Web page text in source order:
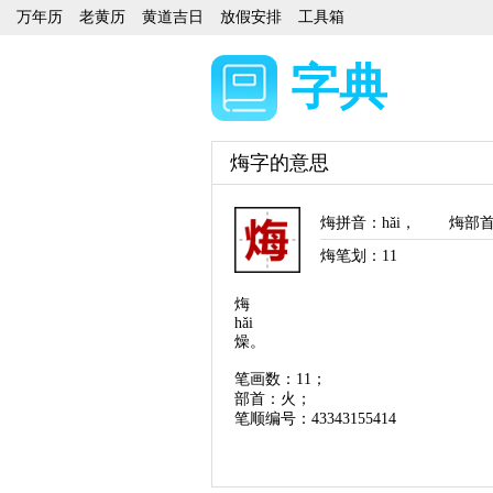
万年历 老黄历 黄道吉日 放假安排 工具箱
字典
烸字的意思
烸拼音 ： hǎi ，
烸部
烸笔划： 11
烸
hǎi
燥。
笔画数：11；
部首：火；
笔顺编号：43343155414